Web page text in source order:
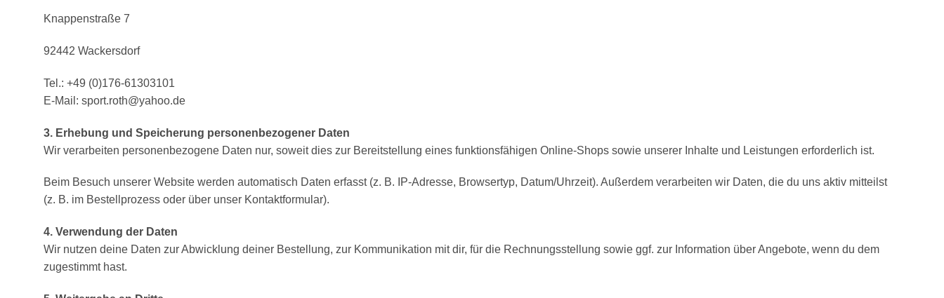
Knappenstraße 7
92442 Wackersdorf
Tel.: +49 (0)176-61303101
E-Mail: sport.roth@yahoo.de
3. Erhebung und Speicherung personenbezogener Daten
Wir verarbeiten personenbezogene Daten nur, soweit dies zur Bereitstellung eines funktionsfähigen Online-Shops sowie unserer Inhalte und Leistungen erforderlich ist.
Beim Besuch unserer Website werden automatisch Daten erfasst (z. B. IP-Adresse, Browsertyp, Datum/Uhrzeit). Außerdem verarbeiten wir Daten, die du uns aktiv mitteilst
(z. B. im Bestellprozess oder über unser Kontaktformular).
4. Verwendung der Daten
Wir nutzen deine Daten zur Abwicklung deiner Bestellung, zur Kommunikation mit dir, für die Rechnungsstellung sowie ggf. zur Information über Angebote, wenn du dem
zugestimmt hast.